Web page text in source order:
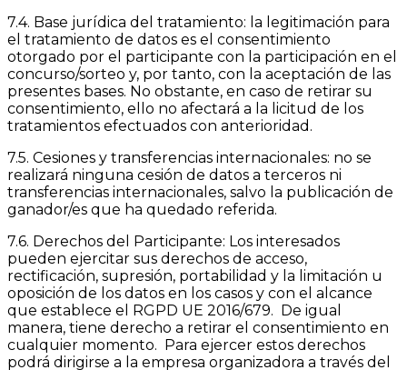
7.4. Base jurídica del tratamiento: la legitimación para
el tratamiento de datos es el consentimiento
otorgado por el participante con la participación en el
concurso/sorteo y, por tanto, con la aceptación de las
presentes bases. No obstante, en caso de retirar su
consentimiento, ello no afectará a la licitud de los
tratamientos efectuados con anterioridad.
7.5. Cesiones y transferencias internacionales: no se
realizará ninguna cesión de datos a terceros ni
transferencias internacionales, salvo la publicación de
ganador/es que ha quedado referida.
7.6. Derechos del Participante: Los interesados
pueden ejercitar sus derechos de acceso,
rectificación, supresión, portabilidad y la limitación u
oposición de los datos en los casos y con el alcance
que establece el RGPD UE 2016/679. De igual
manera, tiene derecho a retirar el consentimiento en
cualquier momento. Para ejercer estos derechos
podrá dirigirse a la empresa organizadora a través del